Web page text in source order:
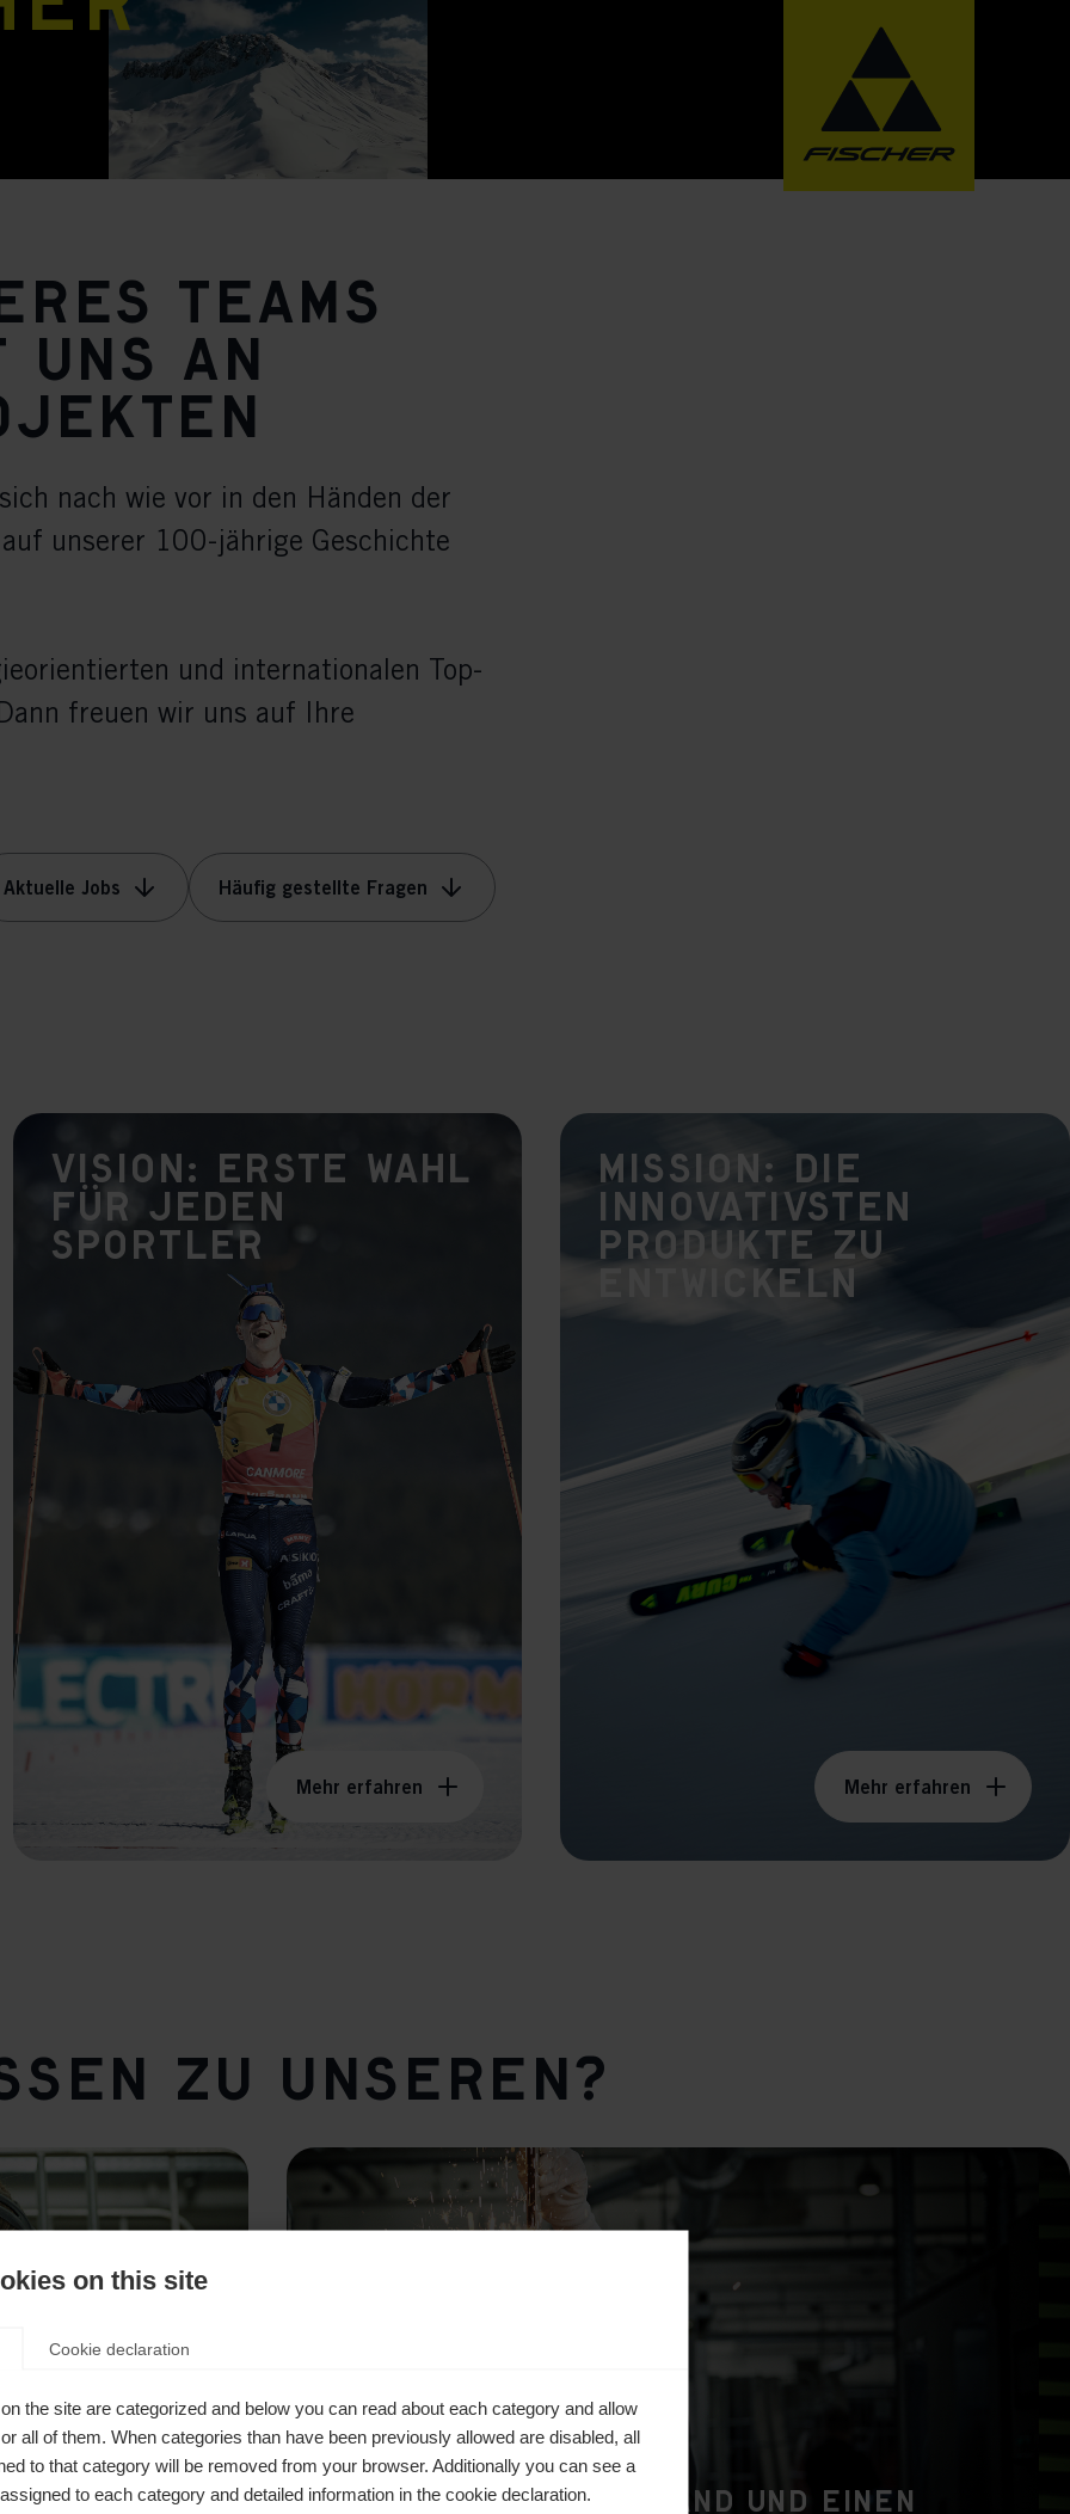
Teams
an
nach wie vor in den Händen der
unserer 100-jährige Geschichte
und internationalen Top-
freuen wir uns auf Ihre
Aktuelle Jobs Häufig gestellte Fragen
Vision: Erste Wahl
für jeden
Sportler
Mehr erfahren
Mission: Die
innovativsten
Produkte zu
entwickeln
Mehr erfahren
zu unseren?
die
"Ohne eine ruhige Hand und einen
on this site
Cookie declaration
the site are categorized and below you can read about each category and allow
all of them. When categories than have been previously allowed are disabled, all
to that category will be removed from your browser. Additionally you can see a
to each category and detailed information in the cookie declaration.